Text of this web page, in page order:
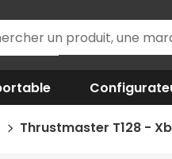
Thrustmaster T128 -